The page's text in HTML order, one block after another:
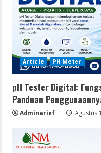
Article PH Meter
pH Tester Digital:
Panduan
Adminarief Agustus